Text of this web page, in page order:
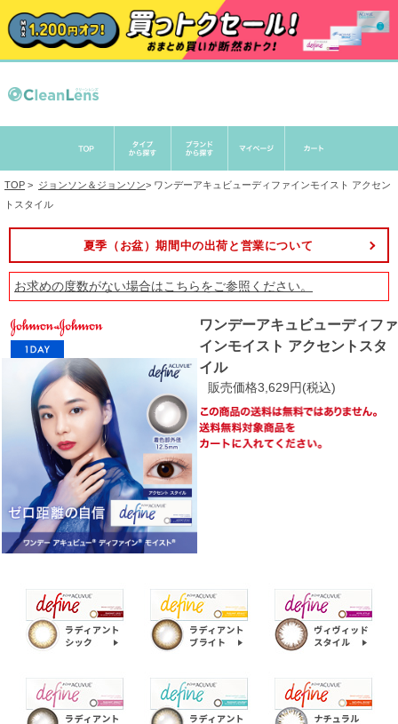
TOP > ジョンソン＆ジョンソン> ワンデーアキュビューディファインモイスト アクセン
トスタイル
夏季（お盆）期間中の出荷と営業について
お求めの度数がない場合はこちらをご参照ください。
ワンデーアキュビューディファ
インモイスト アクセントスタ
イル
販売価格3,629円(税込)